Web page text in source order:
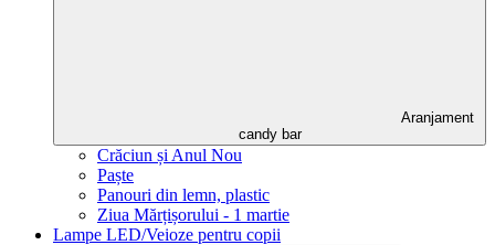
Aranjament
candy bar
Crăciun și Anul Nou
Paște
Panouri din lemn, plastic
Ziua Mărțișorului - 1 martie
Lampe LED/Veioze pentru copii